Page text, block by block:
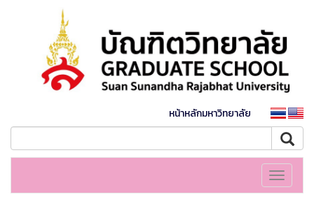
หน้าหลักมหาวิทยาลัย
Toggle